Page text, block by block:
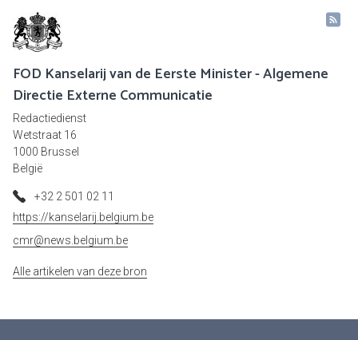
FOD Kanselarij van de Eerste Minister - Algemene
Directie Externe Communicatie
Redactiedienst
Wetstraat 16
1000 Brussel
België
+32 2 501 02 11
https://kanselarij.belgium.be
cmr@news.belgium.be
Alle artikelen van deze bron